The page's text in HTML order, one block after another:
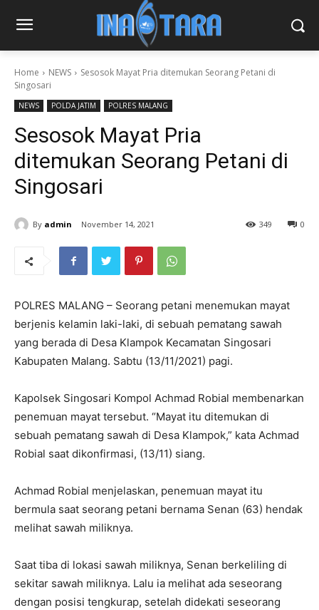
Home NEWS
Sesosok Mayat Pria ditemukan Seorang Petani di
Singosari
NEWS POLDA JATIM POLRES MALANG
Sesosok Mayat Pria
ditemukan Seorang Petani di
Singosari
By admin November 14, 2021 0
349
POLRES MALANG – Seorang petani menemukan mayat
berjenis kelamin laki-laki, di sebuah pematang sawah
yang berada di Desa Klampok Kecamatan Singosari
Kabupaten Malang. Sabtu (13/11/2021) pagi.
Kapolsek Singosari Kompol Achmad Robial membenarkan
penemuan mayat tersebut. “Mayat itu ditemukan di
sebuah pematang sawah di Desa Klampok,” kata Achmad
Robial saat dikonfirmasi, (13/11) siang.
Achmad Robial menjelaskan, penemuan mayat itu
bermula saat seorang petani bernama Senan (63) hendak
melihat sawah miliknya.
Saat tiba di lokasi sawah miliknya, Senan berkeliling di
sekitar sawah miliknya. Lalu ia melihat ada seseorang
dengan posisi tengkurap, setelah didekati seseorang